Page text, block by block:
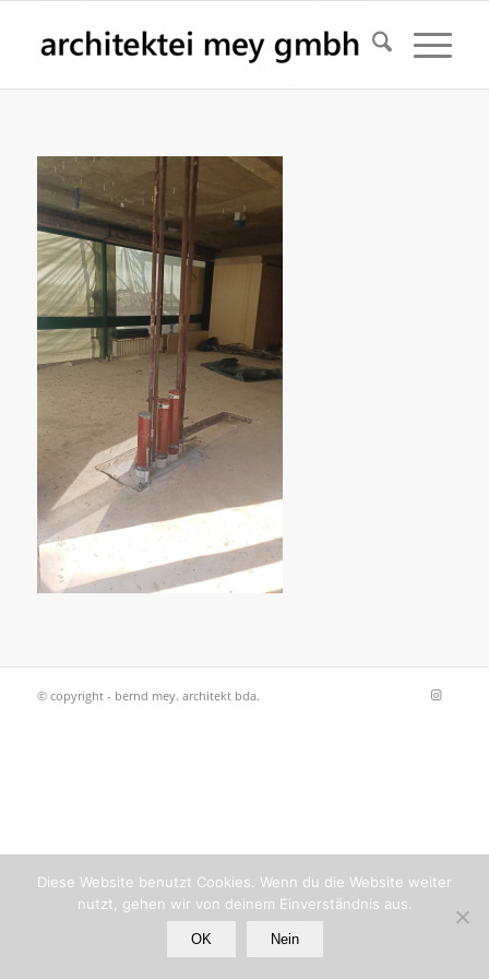
© copyright - bernd mey. architekt bda.
Diese Website benutzt Cookies. Wenn du die Website weiter
nutzt, gehen wir von deinem Einverständnis aus.
OK Nein